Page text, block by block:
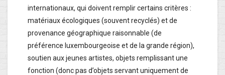
internationaux, qui doivent remplir certains critères :
matériaux écologiques (souvent recyclés) et de
provenance géographique raisonnable (de
préférence luxembourgeoise et de la grande région),
soutien aux jeunes artistes, objets remplissant une
fonction (donc pas d’objets servant uniquement de